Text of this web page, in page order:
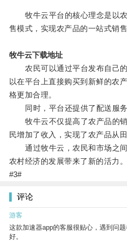
牧牛云平台的核心理念是以农
售模式，实现农产品的一站式销售
牧牛云下载地址
农民可以通过平台发布自己的
以在平台上直接购买到新鲜的农
格更加合理。
同时，平台还提供了配送服务
牧牛云不仅提高了农产品的销
民增加了收入，实现了农产品从
通过牧牛云，农民和市场之间
农村经济的发展带来了新的活力。
#3#
评论
游客
这款加速器app的客服很贴心，遇到问
好。